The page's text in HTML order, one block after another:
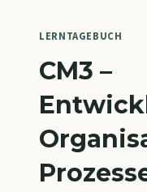
LERNTAGEBUCH
CM3 –